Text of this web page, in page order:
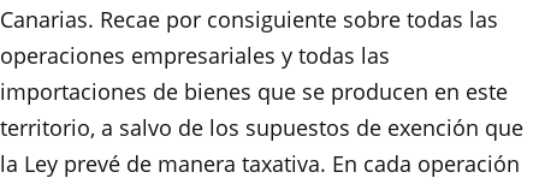
Canarias. Recae por consiguiente sobre todas las
operaciones empresariales y todas las
importaciones de bienes que se producen en este
territorio, a salvo de los supuestos de exención que
la Ley prevé de manera taxativa. En cada operación